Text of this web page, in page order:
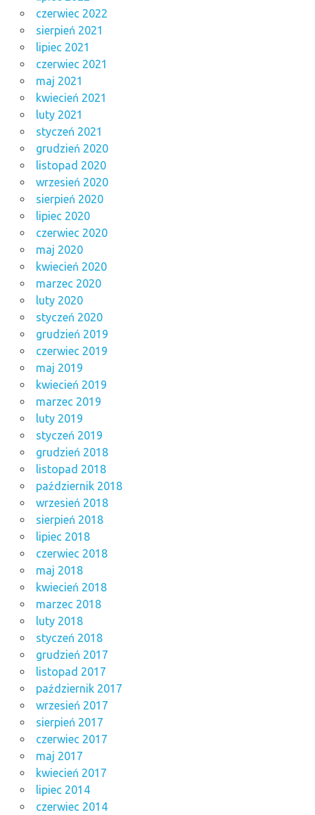
czerwiec 2022
sierpień 2021
lipiec 2021
czerwiec 2021
maj 2021
kwiecień 2021
luty 2021
styczeń 2021
grudzień 2020
listopad 2020
wrzesień 2020
sierpień 2020
lipiec 2020
czerwiec 2020
maj 2020
kwiecień 2020
marzec 2020
luty 2020
styczeń 2020
grudzień 2019
czerwiec 2019
maj 2019
kwiecień 2019
marzec 2019
luty 2019
styczeń 2019
grudzień 2018
listopad 2018
październik 2018
wrzesień 2018
sierpień 2018
lipiec 2018
czerwiec 2018
maj 2018
kwiecień 2018
marzec 2018
luty 2018
styczeń 2018
grudzień 2017
listopad 2017
październik 2017
wrzesień 2017
sierpień 2017
czerwiec 2017
maj 2017
kwiecień 2017
lipiec 2014
czerwiec 2014